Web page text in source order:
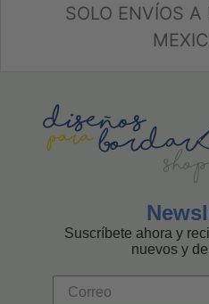
SOLO ENVÍOS
Suscríbete ahora y
nuevos y